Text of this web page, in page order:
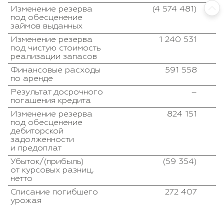
Изменение резерва
под обесценение
займов выданных
(4 574 481)
Изменение резерва
под чистую стоимость
реализации запасов
1 240 531
Финансовые расходы
по аренде
591 558
Результат досрочного
погашения кредита
–
Изменение резерва
под обесценение
дебиторской
задолженности
и предоплат
824 151
Убыток/(прибыль)
от курсовых разниц,
нетто
(59 354)
Списание погибшего
урожая
272 407